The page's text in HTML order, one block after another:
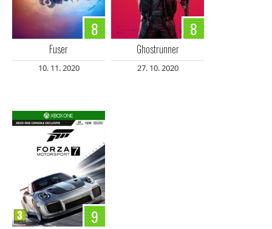
8
Fuser
10. 11. 2020
8
Ghostrunner
27. 10. 2020
9